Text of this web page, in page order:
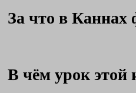
За что в Каннах
В чём урок этой